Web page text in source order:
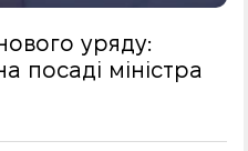
уряду:
посаді міністра